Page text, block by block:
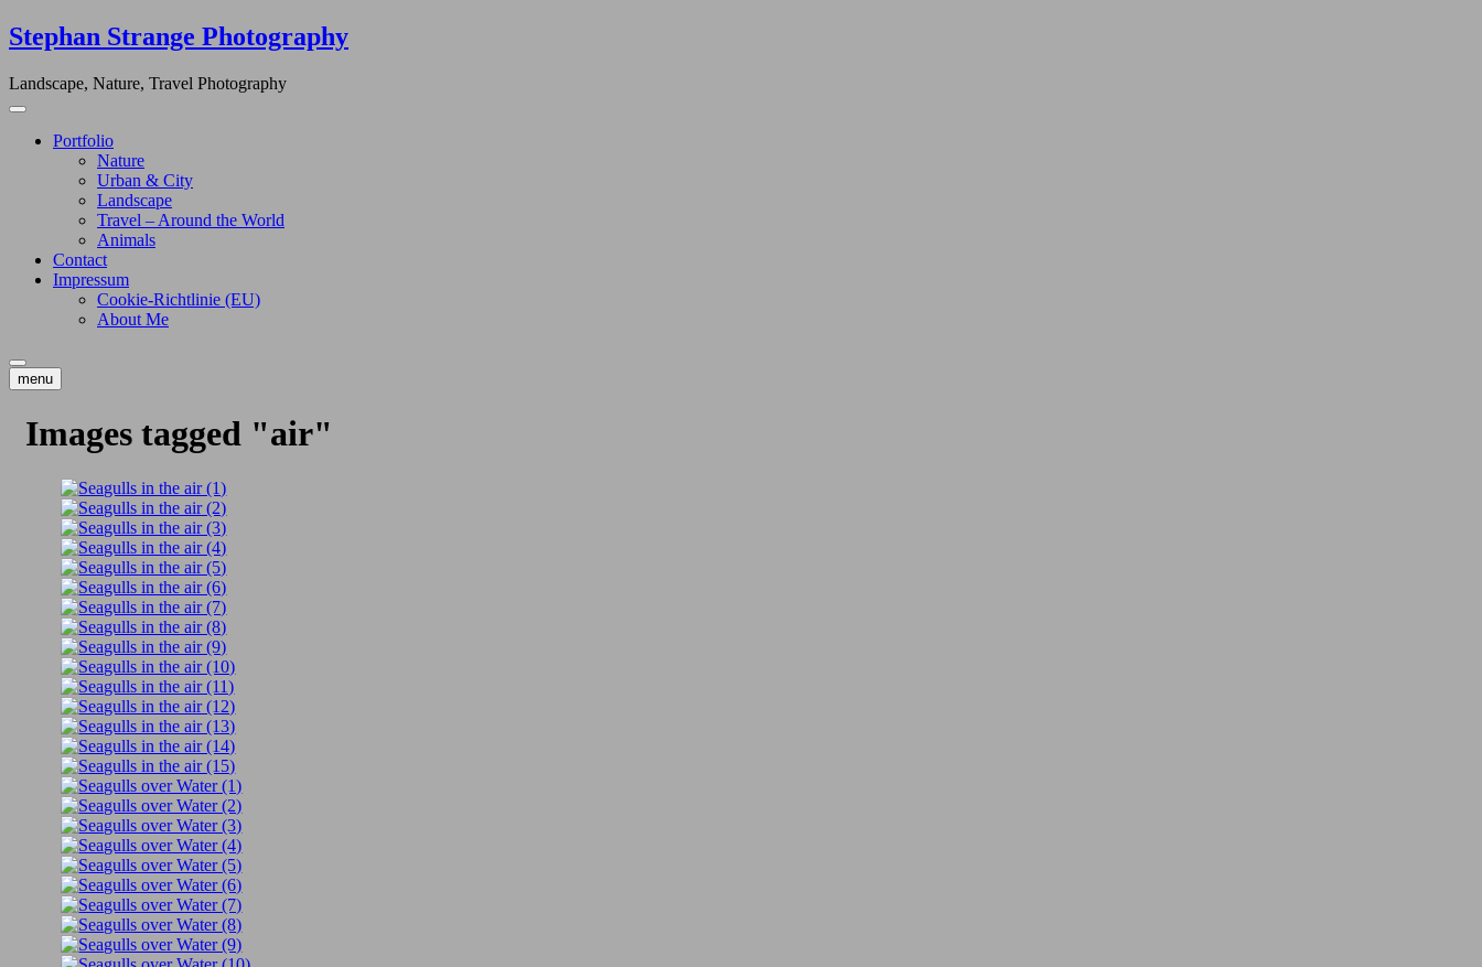
Skip
to
Stephan Strange Photography
Landscape, Nature, Travel Photography
Portfolio
Nature
Urban & City
Landscape
Travel – Around the World
Animals
Contact
Impressum
Cookie-Richtlinie (EU)
About Me
menu
Images tagged "air"